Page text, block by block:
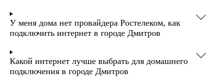
У меня дома нет провайдера Ростелеком, как
подключить интернет в городе Дмитров
Какой интернет лучше выбрать для домашнего
подключения в городе Дмитров